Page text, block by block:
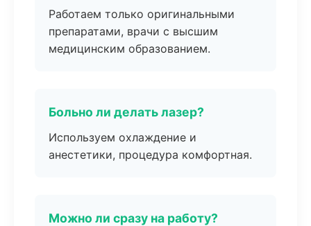
Работаем только оригинальными
препаратами, врачи с высшим
медицинским образованием.
Больно ли делать лазер?
Используем охлаждение и
анестетики, процедура комфортная.
Можно ли сразу на работу?